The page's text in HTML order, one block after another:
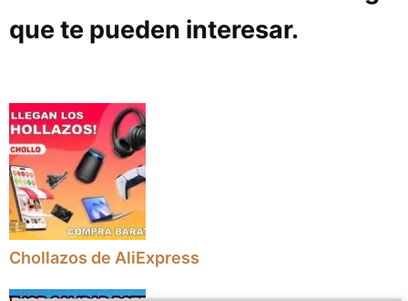
que te pueden interesar.
Chollazos de AliExpress